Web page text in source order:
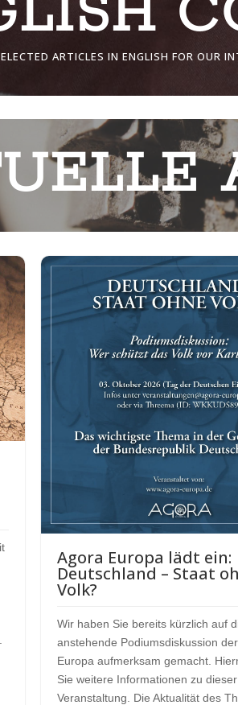
ARTICLES IN ENGLISH FOR OUR
Agora Europa lädt ein:
Deutschland – Staat
Volk?
Wir haben Sie bereits kürzlich auf
anstehende Podiumsdiskussion
Europa aufmerksam gemacht.
Sie weitere Informationen zu dieser
Veranstaltung. Die Aktualität des